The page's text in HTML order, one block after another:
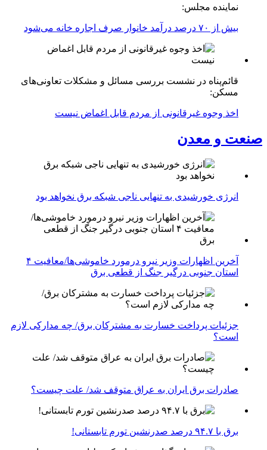
نماینده مجلس:
بیش از ۷۰ درصد درآمد خانوار صرف اجاره خانه می‌شود
قائم‌پناه در نشست بررسی مسائل و مشکلات تعاونی‌های
مسکن:
اخذ وجوه غیرقانونی از مردم قابل اغماض نیست
صنعت و معدن
انرژی خورشیدی به تنهایی ناجی شبکه برق نخواهد بود
آخرین اظهارات وزیر نیرو درمورد خاموشی‌ها/معافیت ۴
استان جنوبی درگیر جنگ از قطعی برق
جزئیات پرداخت خسارت به مشترکان برق/ چه مدارکی لازم
است؟
صادرات برق ایران به عراق متوقف شد/ علت چیست؟
برق با ۹۴.۷ درصد صدرنشین تورم تابستانی!